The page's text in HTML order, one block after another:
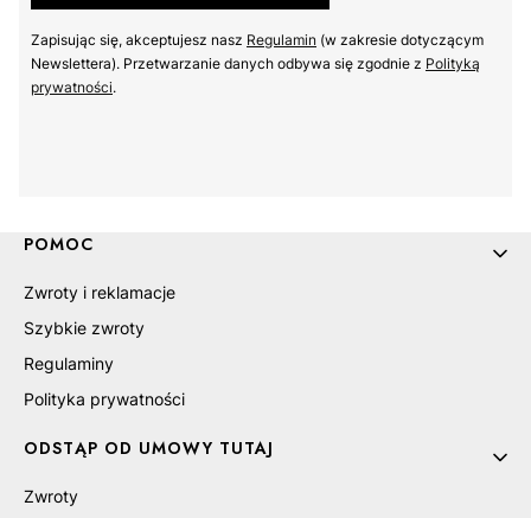
Zapisując się, akceptujesz nasz Regulamin (w zakresie dotyczącym
Newslettera). Przetwarzanie danych odbywa się zgodnie z Polityką
prywatności.
Linki w stopce
POMOC
Zwroty i reklamacje
Szybkie zwroty
Regulaminy
Polityka prywatności
ODSTĄP OD UMOWY TUTAJ
Zwroty